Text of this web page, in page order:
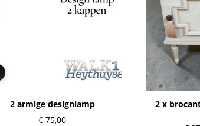
2 armige designlamp
€ 75,00
2 x